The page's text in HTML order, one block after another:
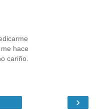
hace
cariño.
›